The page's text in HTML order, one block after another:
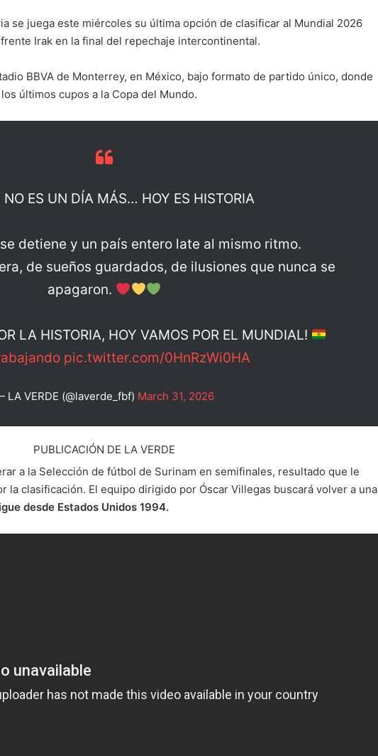
se juega este miércoles su última opción de clasificar al Mundial 2026
Irak en la final del repechaje intercontinental.
BBVA de Monterrey, en México, bajo formato de partido único, donde
últimos cupos a la Copa del Mundo.
NO ES UN DÍA MÁS… HOY ES HISTORIA
detiene y un país entero late al mismo ritmo.
de sueños guardados, de ilusiones que nunca se
apagaron.
LA HISTORIA, HOY VAMOS POR EL MUNDIAL!
pic.twitter.com/0HnRzWi0HA
LA VERDE (@laverde_fbf) March 31, 2026
PUBLICACIÓN DE LA VERDE
a la Selección de fútbol de Surinam en semifinales, resultado que le
la clasificación. El equipo dirigido por Óscar Villegas buscará volver a una
desde Estados Unidos 1994.